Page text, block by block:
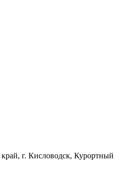
г. Кисловодск, Курортный